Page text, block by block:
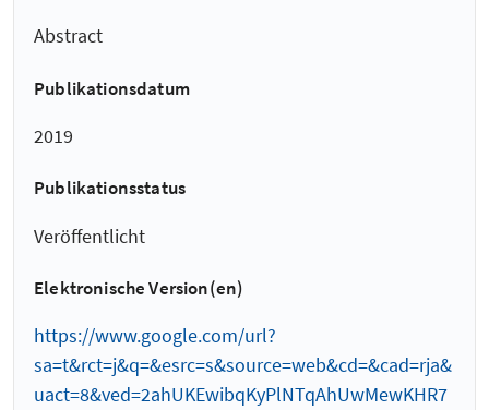
Abstract
Publikationsdatum
2019
Publikationsstatus
Veröffentlicht
Elektronische Version(en)
https://www.google.com/url?
sa=t&rct=j&q=&esrc=s&source=web&cd=&cad=rja&
uact=8&ved=2ahUKEwibqKyPlNTqAhUwMewKHR7